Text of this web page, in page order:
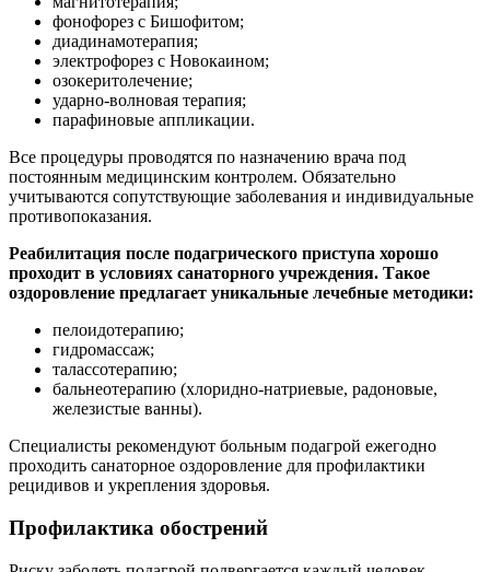
фонофорез с Бишофитом;
диадинамотерапия;
электрофорез с Новокаином;
озокеритолечение;
ударно-волновая терапия;
парафиновые аппликации.
Все процедуры проводятся по назначению врача под
постоянным медицинским контролем. Обязательно
учитываются сопутствующие заболевания и индивидуальные
противопоказания.
Реабилитация после подагрического приступа хорошо
проходит в условиях санаторного учреждения. Такое
оздоровление предлагает уникальные лечебные методики:
пелоидотерапию;
гидромассаж;
талассотерапию;
бальнеотерапию (хлоридно-натриевые, радоновые,
железистые ванны).
Специалисты рекомендуют больным подагрой ежегодно
проходить санаторное оздоровление для профилактики
рецидивов и укрепления здоровья.
Профилактика обострений